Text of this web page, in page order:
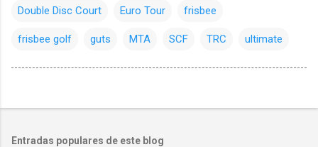
Double Disc Court Euro Tour frisbee
frisbee golf guts MTA SCF TRC ultimate
Entradas populares de este blog